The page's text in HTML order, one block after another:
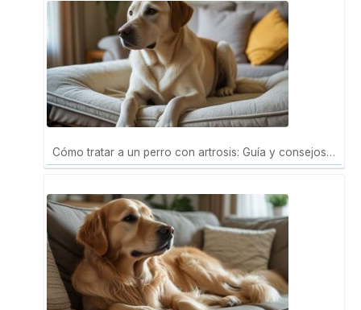
Cómo tratar a un perro con artrosis: Guía y consejos…